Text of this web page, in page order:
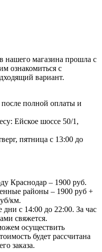
нашего магазина прошла с
ознакомиться с
вариант.
после полной оплаты и
Ейское шоссе 50/1,
пятница с 13:00 до
Краснодар – 1900 руб.
районы – 1900 руб +
км.
дни с 14:00 до 22:00. За час
свяжется.
осуществить
будет рассчитана
заказа.